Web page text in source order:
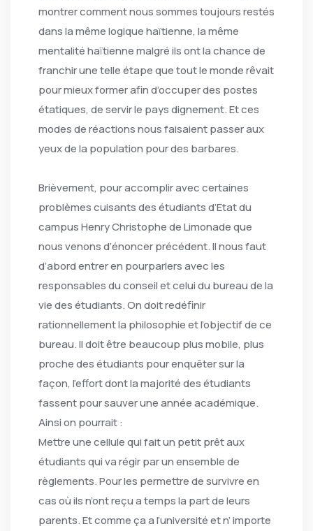
montrer comment nous sommes toujours restés
dans la même logique haïtienne, la même
mentalité haïtienne malgré ils ont la chance de
franchir une telle étape que tout le monde rêvait
pour mieux former afin d’occuper des postes
étatiques, de servir le pays dignement. Et ces
modes de réactions nous faisaient passer aux
yeux de la population pour des barbares.
Brièvement, pour accomplir avec certaines
problèmes cuisants des étudiants d’Etat du
campus Henry Christophe de Limonade que
nous venons d’énoncer précédent. Il nous faut
d’abord entrer en pourparlers avec les
responsables du conseil et celui du bureau de la
vie des étudiants. On doit redéfinir
rationnellement la philosophie et l’objectif de ce
bureau. Il doit être beaucoup plus mobile, plus
proche des étudiants pour enquêter sur la
façon, l’effort dont la majorité des étudiants
fassent pour sauver une année académique.
Ainsi on pourrait :
Mettre une cellule qui fait un petit prêt aux
étudiants qui va régir par un ensemble de
règlements. Pour les permettre de survivre en
cas où ils n’ont reçu a temps la part de leurs
parents. Et comme ça a l’université et n’ importe